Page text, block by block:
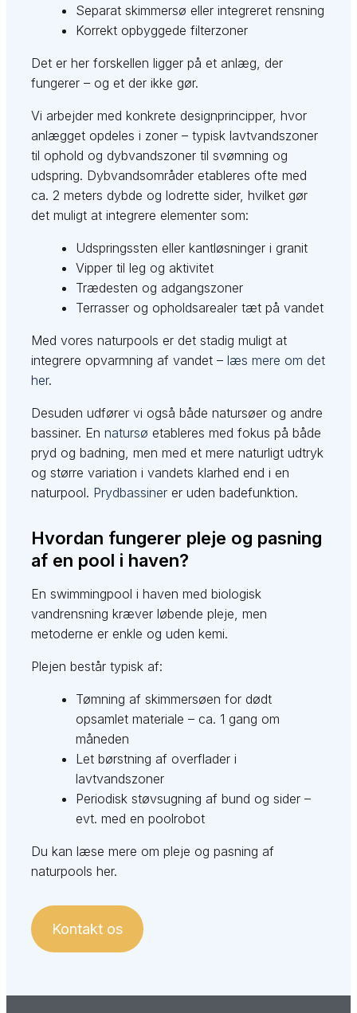
Separat skimmersø eller integreret rensning
Korrekt opbyggede filterzoner
Det er her forskellen ligger på et anlæg, der
fungerer – og et der ikke gør.
Vi arbejder med konkrete designprincipper, hvor
anlægget opdeles i zoner – typisk lavtvandszoner
til ophold og dybvandszoner til svømning og
udspring. Dybvandsområder etableres ofte med
ca. 2 meters dybde og lodrette sider, hvilket gør
det muligt at integrere elementer som:
Udspringssten eller kantløsninger i granit
Vipper til leg og aktivitet
Trædesten og adgangszoner
Terrasser og opholdsarealer tæt på vandet
Med vores naturpools er det stadig muligt at
integrere opvarmning af vandet –læs mere om det
her.
Desuden udfører vi også både natursøer og andre
bassiner. Ennatursø etableres med fokus på både
pryd og badning, men med et mere naturligt udtryk
og større variation i vandets klarhed end i en
naturpool. Prydbassiner er uden badefunktion.
Hvordan fungerer pleje og pasning
af en pool i haven?
En swimmingpool i haven med biologisk
vandrensning kræver løbende pleje, men
metoderne er enkle og uden kemi.
Plejen består typisk af:
Tømning af skimmersøen for dødt
opsamlet materiale – ca. 1 gang om
måneden
Let børstning af overflader i
lavtvandszoner
Periodisk støvsugning af bund og sider –
evt. med en poolrobot
Du kan læse mere om pleje og pasning af
naturpools her.
Kontakt os